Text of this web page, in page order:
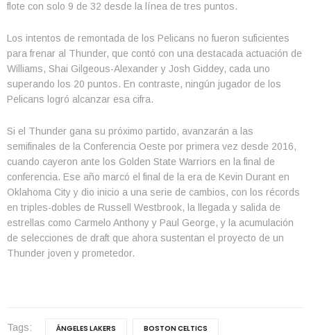
flote con solo 9 de 32 desde la línea de tres puntos.
Los intentos de remontada de los Pelicans no fueron suficientes
para frenar al Thunder, que contó con una destacada actuación de
Williams, Shai Gilgeous-Alexander y Josh Giddey, cada uno
superando los 20 puntos. En contraste, ningún jugador de los
Pelicans logró alcanzar esa cifra.
Si el Thunder gana su próximo partido, avanzarán a las
semifinales de la Conferencia Oeste por primera vez desde 2016,
cuando cayeron ante los Golden State Warriors en la final de
conferencia. Ese año marcó el final de la era de Kevin Durant en
Oklahoma City y dio inicio a una serie de cambios, con los récords
en triples-dobles de Russell Westbrook, la llegada y salida de
estrellas como Carmelo Anthony y Paul George, y la acumulación
de selecciones de draft que ahora sustentan el proyecto de un
Thunder joven y prometedor.
Tags: ÁNGELES LAKERS
BOSTON CELTICS